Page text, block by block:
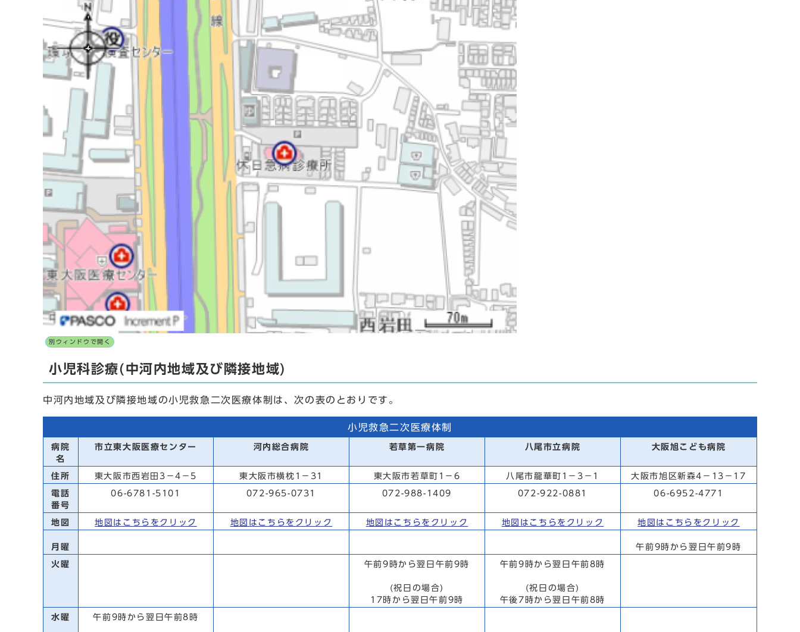
別ウィンドウで開く
小児科診療(中河内地域及び隣接地域)
中河内地域及び隣接地域の小児救急二次医療体制は、次の表のとおりです。
小児救急二次医療体制
病院
名
市立東大阪医療センター 河内総合病院 若草第一病院 八尾市立病院 大阪旭こども病院
住所 東大阪市西岩田3－4－5 東大阪市横枕1－31 東大阪市若草町1－6 八尾市龍華町1－3－1 大阪市旭区新森4－13－17
電話
番号
06-6781-5101 072-965-0731 072-988-1409 072-922-0881 06-6952-4771
地図 地図はこちらをクリック 地図はこちらをクリック 地図はこちらをクリック 地図はこちらをクリック 地図はこちらをクリック
月曜 午前9時から翌日午前9時
火曜 午前9時から翌日午前9時
(祝日の場合)
17時から翌日午前9時
午前9時から翌日午前8時
(祝日の場合)
午後7時から翌日午前8時
水曜 午前9時から翌日午前8時